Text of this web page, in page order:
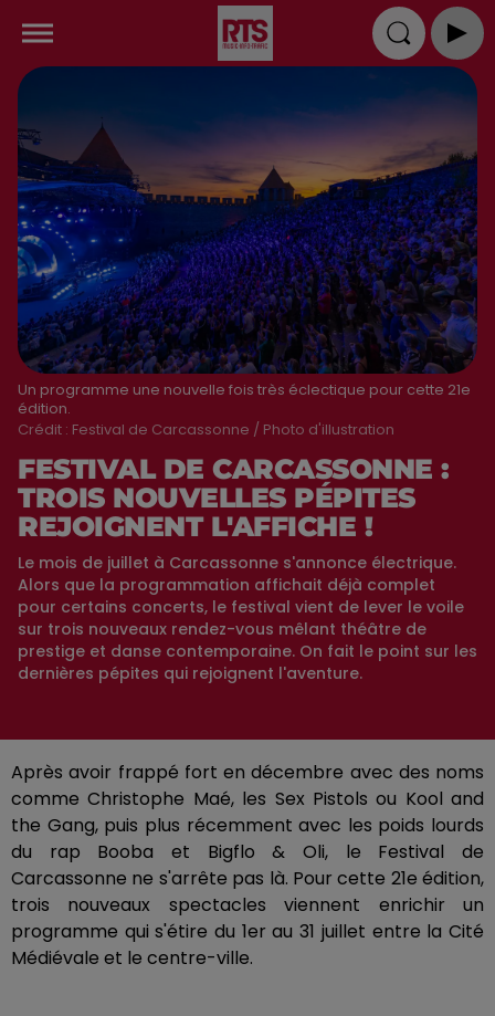
Un programme une nouvelle fois très éclectique pour cette 21e
édition.
Crédit : Festival de Carcassonne / Photo d'illustration
FESTIVAL DE CARCASSONNE :
TROIS NOUVELLES PÉPITES
REJOIGNENT L'AFFICHE !
Le mois de juillet à Carcassonne s'annonce électrique.
Alors que la programmation affichait déjà complet
pour certains concerts, le festival vient de lever le voile
sur trois nouveaux rendez-vous mêlant théâtre de
prestige et danse contemporaine. On fait le point sur les
dernières pépites qui rejoignent l'aventure.
Après avoir frappé fort en décembre avec des noms
comme Christophe Maé, les Sex Pistols ou Kool and
the Gang, puis plus récemment avec les poids lourds
du rap Booba et Bigflo & Oli, le Festival de
Carcassonne ne s'arrête pas là. Pour cette 21e édition,
trois nouveaux spectacles viennent enrichir un
programme qui s'étire du 1er au 31 juillet entre la Cité
Médiévale et le centre-ville.